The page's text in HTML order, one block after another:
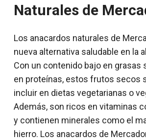
Naturales de
Los anacardos naturales de
nueva alternativa saludable en la
Con un contenido bajo en grasas
en proteínas, estos frutos secos
incluir en dietas vegetarianas o
Además, son ricos en vitaminas
y contienen minerales como el
hierro. Los anacardos de